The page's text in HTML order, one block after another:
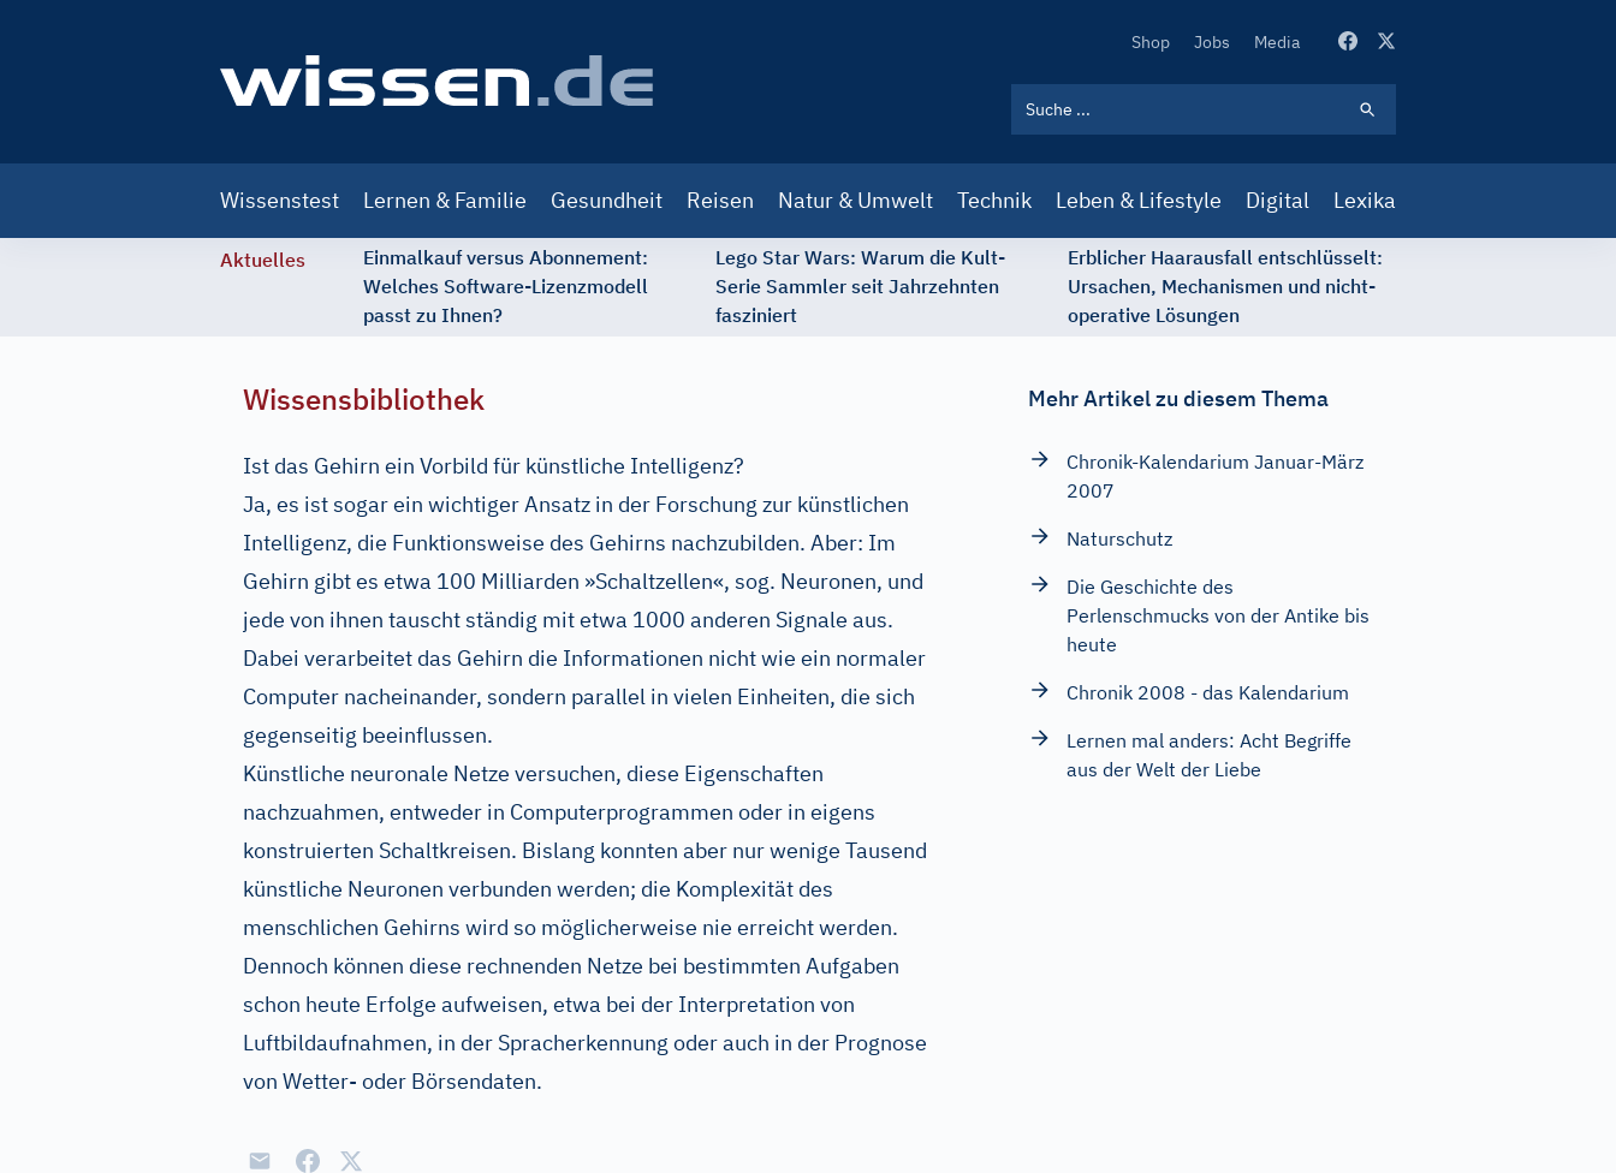
Secondary
Shop Jobs Media
navigation
Wissenstest Lernen & Familie Gesundheit Reisen Natur & Umwelt Technik Leben & Lifestyle Digital Lexika
Aktuelles
Einmalkauf versus Abonnement:
Welches Software-Lizenzmodell
passt zu Ihnen?
Lego Star Wars: Warum die Kult-
Serie Sammler seit Jahrzehnten
fasziniert
Erblicher Haarausfall entschlüsselt:
Ursachen, Mechanismen und nicht-
operative Lösungen
Wissensbibliothek
Ist das Gehirn ein Vorbild für künstliche Intelligenz?
Ja, es ist sogar ein wichtiger Ansatz in der Forschung zur künstlichen
Intelligenz, die Funktionsweise des Gehirns nachzubilden. Aber: Im
Gehirn gibt es etwa 100 Milliarden »Schaltzellen«, sog. Neuronen, und
jede von ihnen tauscht ständig mit etwa 1000 anderen Signale aus.
Dabei verarbeitet das Gehirn die Informationen nicht wie ein normaler
Computer nacheinander, sondern parallel in vielen Einheiten, die sich
gegenseitig beeinflussen.
Künstliche neuronale Netze versuchen, diese Eigenschaften
nachzuahmen, entweder in Computerprogrammen oder in eigens
konstruierten Schaltkreisen. Bislang konnten aber nur wenige Tausend
künstliche Neuronen verbunden werden; die Komplexität des
menschlichen Gehirns wird so möglicherweise nie erreicht werden.
Dennoch können diese rechnenden Netze bei bestimmten Aufgaben
schon heute Erfolge aufweisen, etwa bei der Interpretation von
Luftbildaufnahmen, in der Spracherkennung oder auch in der Prognose
von Wetter- oder Börsendaten.
Mehr Artikel zu diesem Thema
Chronik-Kalendarium Januar-März
2007
Naturschutz
Die Geschichte des
Perlenschmucks von der Antike bis
heute
Chronik 2008 - das Kalendarium
Lernen mal anders: Acht Begriffe
aus der Welt der Liebe